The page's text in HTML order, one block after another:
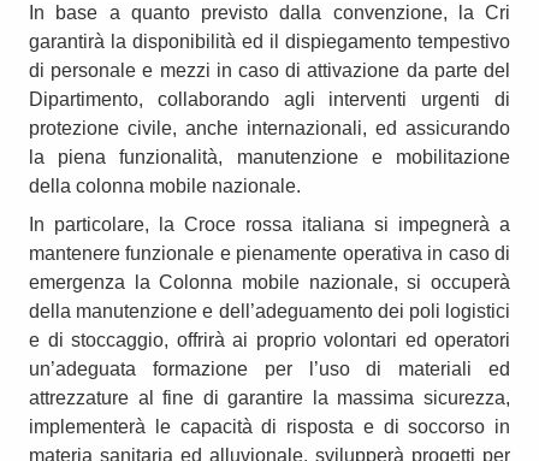
In base a quanto previsto dalla convenzione, la Cri
garantirà la disponibilità ed il dispiegamento tempestivo
di personale e mezzi in caso di attivazione da parte del
Dipartimento, collaborando agli interventi urgenti di
protezione civile, anche internazionali, ed assicurando
la piena funzionalità, manutenzione e mobilitazione
della colonna mobile nazionale.
In particolare, la Croce rossa italiana si impegnerà a
mantenere funzionale e pienamente operativa in caso di
emergenza la Colonna mobile nazionale, si occuperà
della manutenzione e dell’adeguamento dei poli logistici
e di stoccaggio, offrirà ai proprio volontari ed operatori
un’adeguata formazione per l’uso di materiali ed
attrezzature al fine di garantire la massima sicurezza,
implementerà le capacità di risposta e di soccorso in
materia sanitaria ed alluvionale, svilupperà progetti per